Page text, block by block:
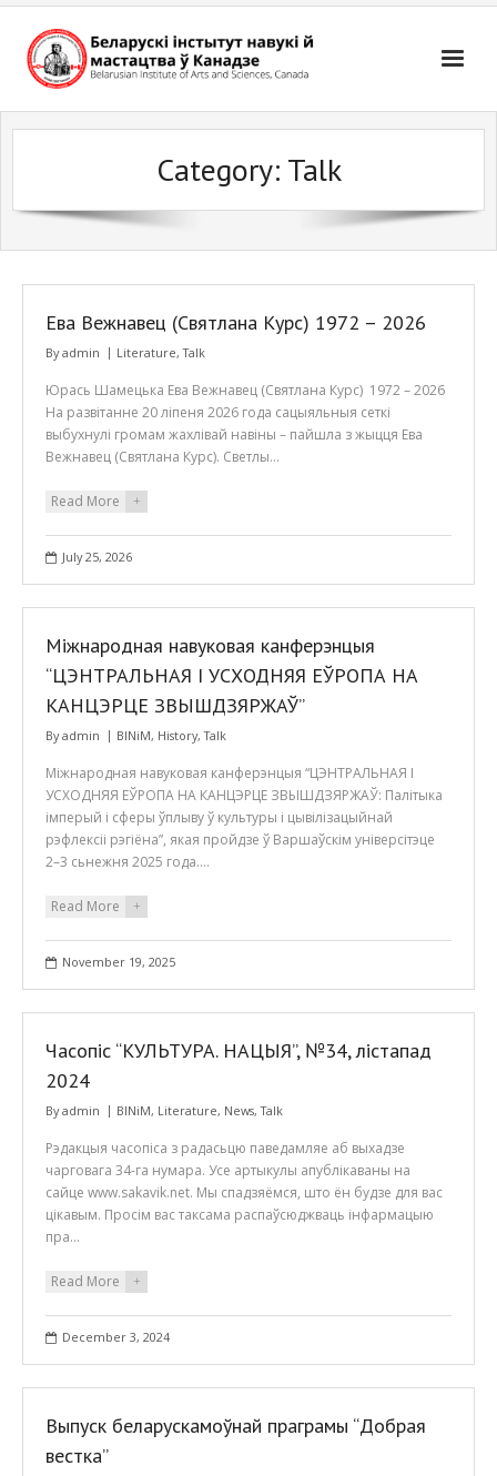
Skip
content
Category: Talk
Ева Вежнавец (Святлана Курс) 1972 – 2026
Byadmin Literature,Talk
Юрась Шамецька Ева Вежнавец (Святлана Курс) 1972 – 2026
На развітанне 20 ліпеня 2026 года сацыяльныя сеткі
выбухнулі громам жахлівай навіны – пайшла з жыцця Ева
Вежнавец (Святлана Курс). Светлы…
Read More +
July 25, 2026
Міжнародная навуковая канферэнцыя
“ЦЭНТРАЛЬНАЯ І УСХОДНЯЯ ЕЎРОПА НА
КАНЦЭРЦЕ ЗВЫШДЗЯРЖАЎ”
Byadmin BINiM, History,Talk
Міжнародная навуковая канферэнцыя “ЦЭНТРАЛЬНАЯ І
УСХОДНЯЯ ЕЎРОПА НА КАНЦЭРЦЕ ЗВЫШДЗЯРЖАЎ: Палітыка
імперый і сферы ўплыву ў культуры і цывілізацыйнай
рэфлексіі рэгіёна”, якая пройдзе ў Варшаўскім універсітэце
2–3 сьнежня 2025 года.…
Read More +
November 19, 2025
Часопіс “КУЛЬТУРА. НАЦЫЯ”, №34, лістапад
2024
Byadmin BINiM, Literature, News,Talk
Рэдакцыя часопіса з радасьцю паведамляе аб выхадзе
чарговага 34-га нумара. Усе артыкулы апублікаваны на
сайце www.sakavik.net. Мы спадзяёмся, што ён будзе для вас
цікавым. Просім вас таксама распаўсюджваць інфармацыю
пра…
Read More +
December 3, 2024
Выпуск беларускамоўнай праграмы “Добрая
вестка”